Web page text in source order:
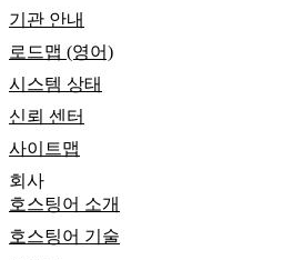
기관 안내
로드맵 (영어)
시스템 상태
신뢰 센터
사이트맵
회사
호스팅어 소개
호스팅어 기술